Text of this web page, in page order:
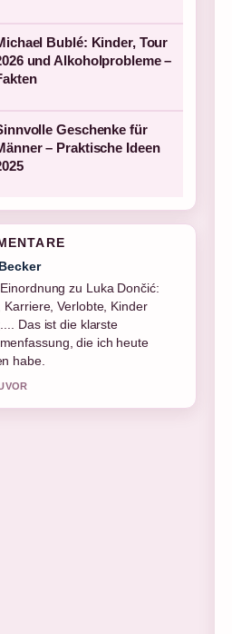
Bublé: Kinder, Tour
und Alkoholprobleme –
Geschenke für
– Praktische Ideen
Bella Thorne 2025: OnlyFans-
und Legasthenie genau –
den ausgewogenen Ton hier.